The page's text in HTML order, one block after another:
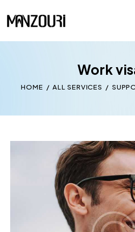
Work
HOME ALL SERVICES